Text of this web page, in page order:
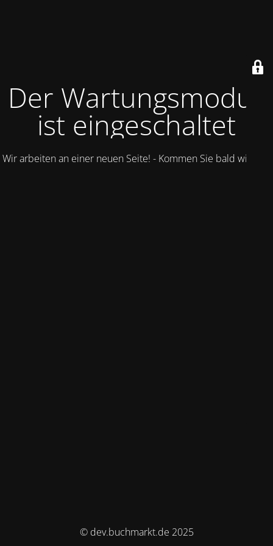
Der Wartungsmodus
ist eingeschaltet
Wir arbeiten an einer neuen Seite! - Kommen Sie bald wieder.
© dev.buchmarkt.de 2025